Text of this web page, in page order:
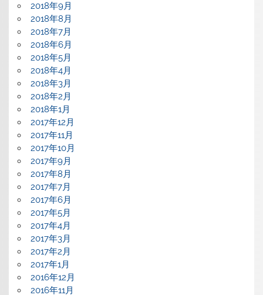
2018年9月
2018年8月
2018年7月
2018年6月
2018年5月
2018年4月
2018年3月
2018年2月
2018年1月
2017年12月
2017年11月
2017年10月
2017年9月
2017年8月
2017年7月
2017年6月
2017年5月
2017年4月
2017年3月
2017年2月
2017年1月
2016年12月
2016年11月